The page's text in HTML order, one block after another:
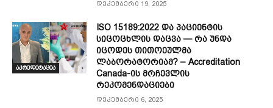
დეკემბერი 19, 2025
აკრედიტაცია
ISO 15189:2022 და პაციენტის
სიცოცხლის დაცვა — რა უნდა
იცოდეს თითოეულმა
ლაბორატორიამ? – Accreditation
Canada-ის მრჩევლის
რეკომენდაციები
დეკემბერი 6, 2025